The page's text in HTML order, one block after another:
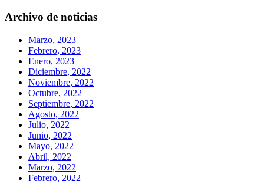
Archivo de noticias
Marzo, 2023
Febrero, 2023
Enero, 2023
Diciembre, 2022
Noviembre, 2022
Octubre, 2022
Septiembre, 2022
Agosto, 2022
Julio, 2022
Junio, 2022
Mayo, 2022
Abril, 2022
Marzo, 2022
Febrero, 2022